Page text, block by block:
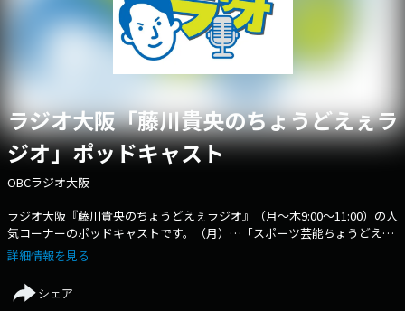
ラジオ大阪「藤川貴央のちょうどえぇラ
ジオ」ポッドキャスト
OBCラジオ大阪
ラジオ大阪『藤川貴央のちょうどえぇラジオ』（月～木9:00～11:00）の人
気コーナーのポッドキャストです。（月）…「スポーツ芸能ちょうどえぇ
話」サンケイスポーツの元阪神担当キャップ・大澤謙一郎編集委員に、ラ
ジオ大阪藤川貴央アナウンサーがスポーツや芸能のちょうどえぇ話題を聞
いちゃいます！（火）…「ニュース。ちょうどえぇ視点」元・産経新聞編
集委員の安本寿久さんに,気になるニュースを「ちょうどえぇ視点」で解
詳細情報を見る
シェア